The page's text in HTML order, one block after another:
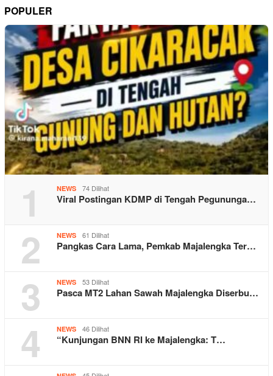
POPULER
1 NEWS 74 Dilihat
Viral Postingan KDMP di Tengah Pegununga…
2 NEWS 61 Dilihat
Pangkas Cara Lama, Pemkab Majalengka Ter…
3 NEWS 53 Dilihat
Pasca MT2 Lahan Sawah Majalengka Diserbu…
4 NEWS 46 Dilihat
“Kunjungan BNN RI ke Majalengka: T…